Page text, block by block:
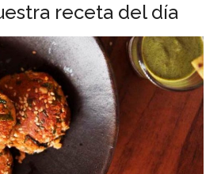
receta del día